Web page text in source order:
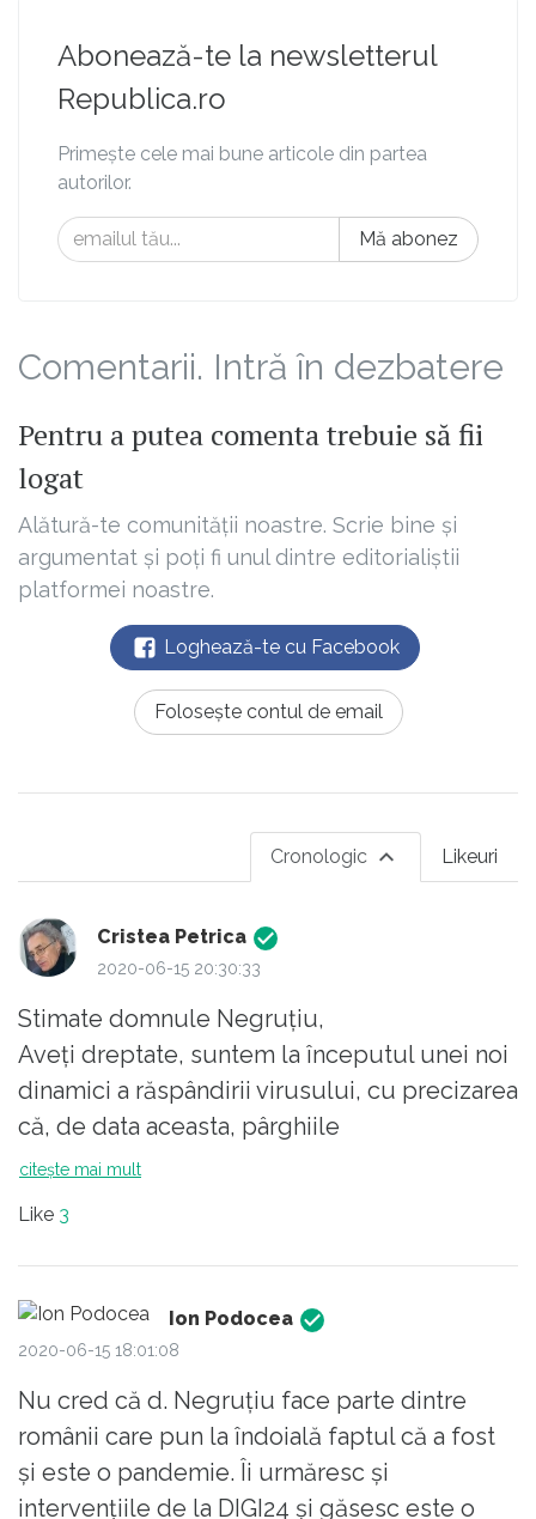
Abonează-te la newsletterul
Republica.ro
Primește cele mai bune articole din partea
autorilor.
Mă abonez
Comentarii. Intră în dezbatere
Pentru a putea comenta trebuie să fii
logat
Alătură-te comunității noastre. Scrie bine și
argumentat și poți fi unul dintre editorialiștii
platformei noastre.
Loghează-te cu Facebook
Folosește contul de email
Likeuri
Cronologic
Cristea Petrica
2020-06-15 20:30:33
Stimate domnule Negruţiu,
Aveţi dreptate, suntem la începutul unei noi
dinamici a răspândirii virusului, cu precizarea
că, de data aceasta, pârghiile
guvernamentale de control s-au împuţinat
comportat mai bine decât "egalii" cetăţeni ai
unor ţări cu sisteme de asistenţă medicală
indiscutabil superioare celor de la noi.
Vinovaţi de noua turnură a evoluţiei nu sunt,
vai, mediocritatea, prozaismul politicianist,
incultura sau adeziunea la teorii ale
citește mai mult
Like 3
Ion Podocea
2020-06-15 18:01:08
Nu cred că d. Negruțiu face parte dintre
românii care pun la îndoială faptul că a fost
și este o pandemie. Îi urmăresc și
intervențiile de la DIGI24 și găsesc este o